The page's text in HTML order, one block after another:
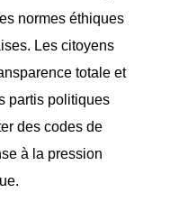
normes éthiques
Les citoyens
totale et
partis politiques
des codes de
à la pression